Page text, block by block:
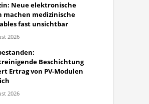
Neue elektronische
machen medizinische
fast unsichtbar
2026
Beschichtung
Ertrag von PV-Modulen
2026